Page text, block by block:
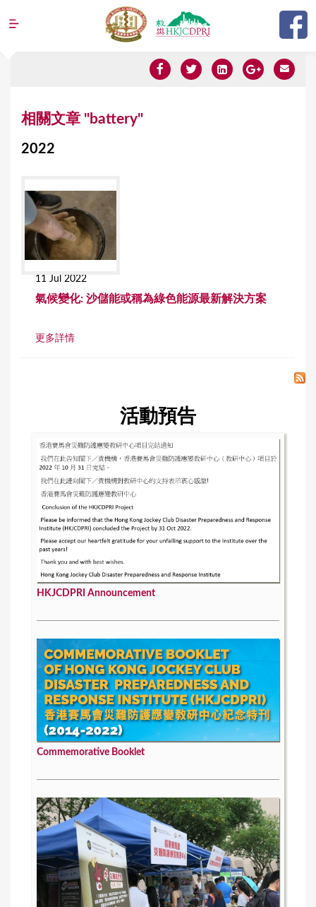
Jump to navigation
相關文章 "battery"
2022
11 Jul 2022
氣候變化: 沙儲能或稱為綠色能源最新解決方案
更多詳情
活動預告
HKJCDPRI Announcement
Commemorative Booklet